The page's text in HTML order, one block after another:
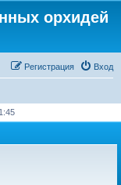
орхидей
Вход
Регистрация